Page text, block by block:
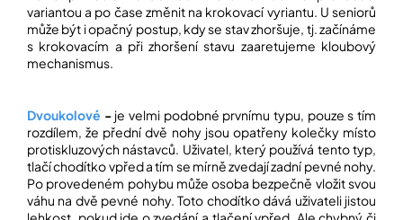
variantou a po čase změnit na krokovací vyriantu. U seniorů
může být i opačný postup, kdy se stav zhoršuje, tj. začínáme
s krokovacím a při zhoršení stavu zaaretujeme kloubový
mechanismus.
Dvoukolové -je velmi podobné prvnímu typu, pouze s tím
rozdílem, že přední dvě nohy jsou opatřeny kolečky místo
protiskluzových nástavců. Uživatel, který používá tento typ,
tlačí chodítko vpřed a tím se mírně zvedají zadní pevné nohy.
Po provedeném pohybu může osoba bezpečně vložit svou
váhu na dvě pevné nohy. Toto chodítko dává uživateli jistou